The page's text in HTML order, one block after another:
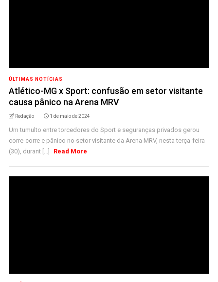
ÚLTIMAS NOTÍCIAS
Atlético-MG x Sport: confusão em setor visitante
causa pânico na Arena MRV
Redação 1 de maio de 2024
Um tumulto entre torcedores do Sport e seguranças privados gerou
corre-corre e pânico no setor visitante da Arena MRV, nesta terça-feira
(30), durant [...]
Read More